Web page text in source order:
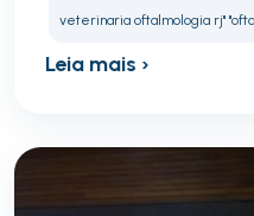
veterinaria oftalmologia rj"
Leia mais ›